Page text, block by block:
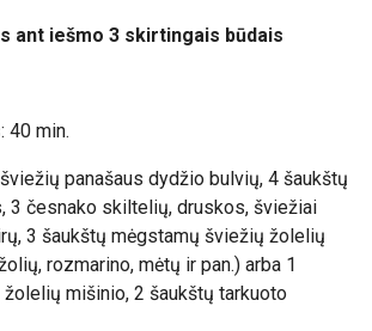
ant iešmo 3 skirtingais būdais
: 40 min.
panašaus dydžio bulvių, 4 šaukštų
3 česnako skiltelių, druskos, šviežiai
3 šaukštų mėgstamų šviežių žolelių
rozmarino, mėtų ir pan.) arba 1
mišinio, 2 šaukštų tarkuoto